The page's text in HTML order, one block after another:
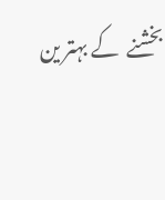
کے بہترین